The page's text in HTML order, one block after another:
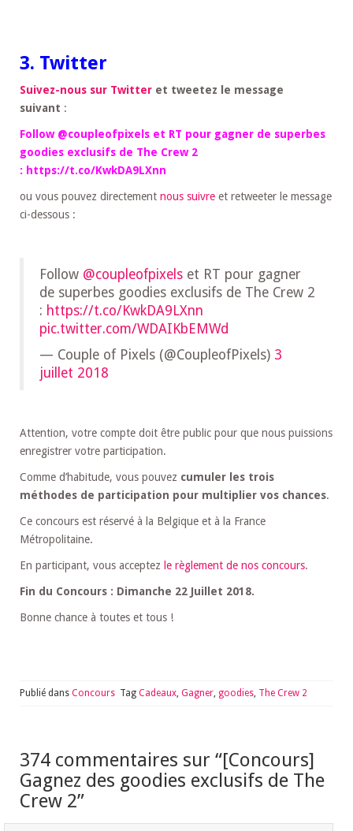
3. Twitter
Suivez-nous sur Twitter et tweetez le message
suivant :
Follow @coupleofpixels et RT pour gagner de superbes
goodies exclusifs de The Crew 2
: https://t.co/KwkDA9LXnn
ou vous pouvez directement nous suivre et retweeter le message
ci-dessous :
Follow @coupleofpixels et RT pour gagner
de superbes goodies exclusifs de The Crew 2
: https://t.co/KwkDA9LXnn
pic.twitter.com/WDAIKbEMWd
— Couple of Pixels (@CoupleofPixels) 3
juillet 2018
Attention, votre compte doit être public pour que nous puissions
enregistrer votre participation.
Comme d’habitude, vous pouvez cumuler les trois
méthodes de participation pour multiplier vos chances.
Ce concours est réservé à la Belgique et à la France
Métropolitaine.
En participant, vous acceptez le règlement de nos concours.
Fin du Concours : Dimanche 22 Juillet 2018.
Bonne chance à toutes et tous !
Publié dans Concours Tag Cadeaux, Gagner, goodies, The Crew 2
374 commentaires sur “[Concours]
Gagnez des goodies exclusifs de The
Crew 2”